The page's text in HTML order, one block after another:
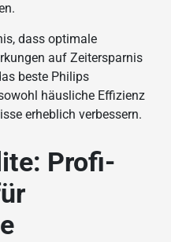
dass optimale
auf Zeitersparnis
beste Philips
häusliche Effizienz
erheblich verbessern.
Profi-